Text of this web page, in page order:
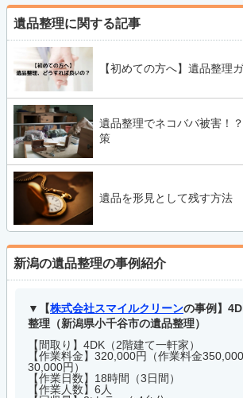
遺品整理に関する記事
【初めての方へ】遺品整理
遺品整理でネコババ被害！
策
遺品を形見として残す方法
新潟の遺品整理の事例紹介
【株式会社スマイルクリーンの事例】
整理（新潟県小千谷市の遺品整理）
【間取り】4DK（2階建て一軒家）
【作業料金】320,000円（作業料金
30,000円）
【作業日数】18時間（3日間）
【作業人数】6人